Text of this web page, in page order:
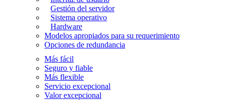
Gestión del servidor
Sistema operativo
Hardware
Modelos apropiados para su requerimiento
Opciones de redundancia
Más fácil
Seguro y fiable
Más flexible
Servicio excepcional
Valor excepcional